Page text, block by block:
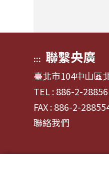
::: 聯繫央廣
臺北市104中山區
TEL : 886-2-
FAX : 886-2-
聯絡我們